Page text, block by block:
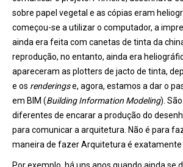
sobre papel vegetal e as cópias eram
começou-se a utilizar o computador, a
ainda era feita com canetas de tinta da
reprodução, no entanto, ainda era
apareceram as plotters de jacto de tinta,
e os renderingse, agora, estamos a dar o
em BIM (Building Information Modeling).
diferentes de encarar a produção do
para comunicar a arquitetura. Não é para
maneira de fazer Arquitetura é exatamente